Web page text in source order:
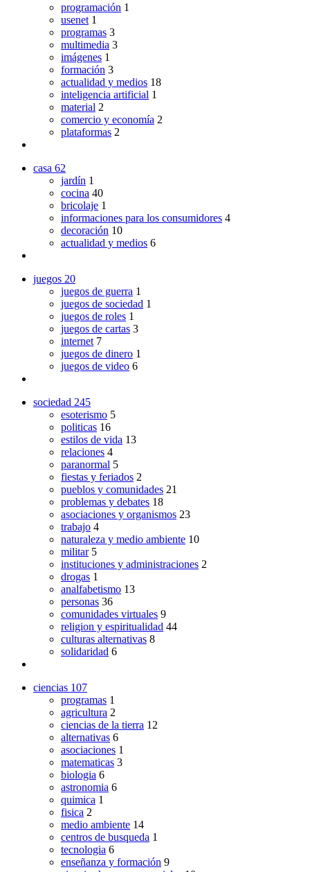
programación 1
usenet 1
programas 3
multimedia 3
imágenes 1
formación 3
actualidad y medios 18
inteligencia artificial 1
material 2
comercio y economía 2
plataformas 2
casa 62
jardín 1
cocina 40
bricolaje 1
informaciones para los consumidores 4
decoración 10
actualidad y medios 6
juegos 20
juegos de guerra 1
juegos de sociedad 1
juegos de roles 1
juegos de cartas 3
internet 7
juegos de dinero 1
juegos de video 6
sociedad 245
esoterismo 5
politicas 16
estilos de vida 13
relaciones 4
paranormal 5
fiestas y feriados 2
pueblos y comunidades 21
problemas y debates 18
asociaciones y organismos 23
trabajo 4
naturaleza y medio ambiente 10
militar 5
instituciones y administraciones 2
drogas 1
analfabetismo 13
personas 36
comunidades virtuales 9
religion y espiritualidad 44
culturas alternativas 8
solidaridad 6
ciencias 107
programas 1
agricultura 2
ciencias de la tierra 12
alternativas 6
asociaciones 1
matematicas 3
biologia 6
astronomia 6
quimica 1
fisica 2
medio ambiente 14
centros de busqueda 1
tecnologia 6
enseñanza y formación 9